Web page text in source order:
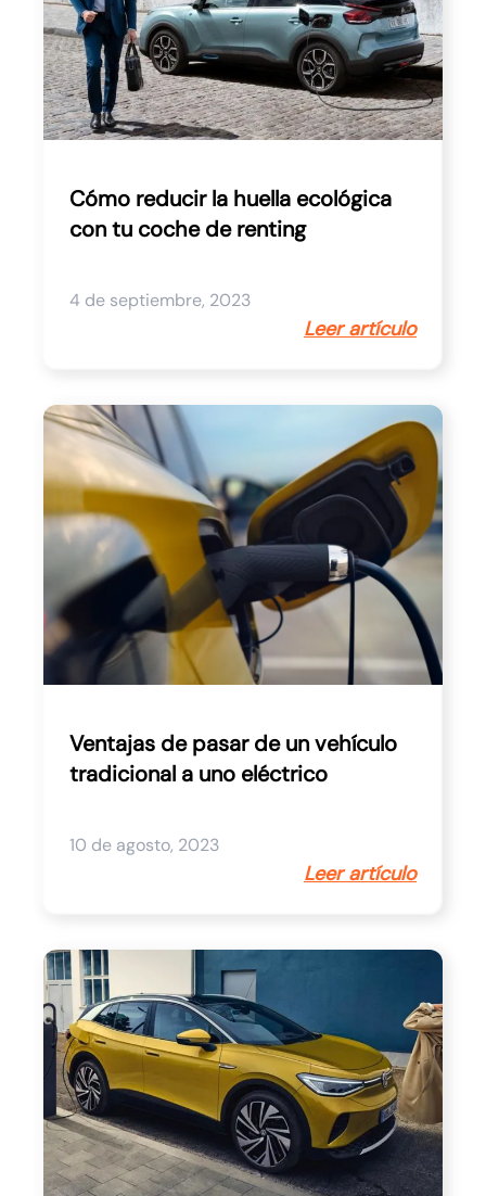
Cómo reducir la huella ecológica
con tu coche de renting
4 de septiembre, 2023
Leer artículo
Ventajas de pasar de un vehículo
tradicional a uno eléctrico
10 de agosto, 2023
Leer artículo